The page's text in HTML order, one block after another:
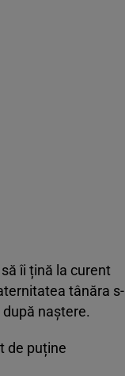
îi țină la curent
tânăra s-
naștere.
de puține